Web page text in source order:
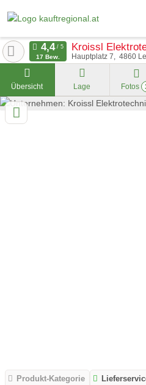
Kroissl
Hauptplatz 7 4860
17 Bew.
Übersicht Lage Fotos
Produkt-Kategorie